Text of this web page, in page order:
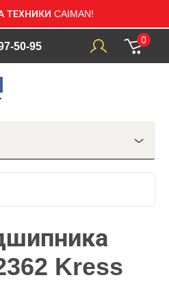
CAIMAN!
50-95
0
Kress